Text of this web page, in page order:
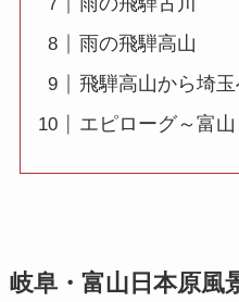
雨の飛騨高山
飛騨高山から埼
エピローグ～富
岐阜・富山日本原風